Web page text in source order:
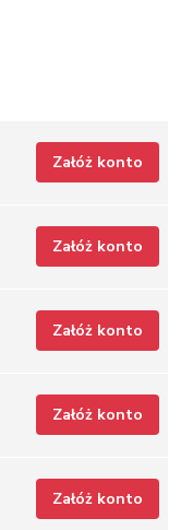
Załóż konto
Załóż konto
Załóż konto
Załóż konto
Załóż konto